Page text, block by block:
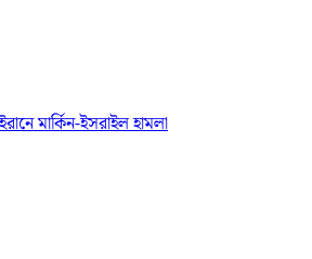
ইরানে মার্কিন-ইসরাইল হামলা